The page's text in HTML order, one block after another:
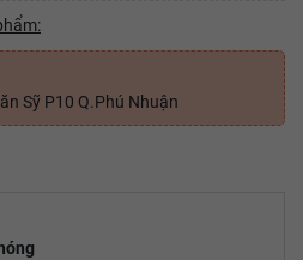
Sỹ P10 Q.Phú Nhuận